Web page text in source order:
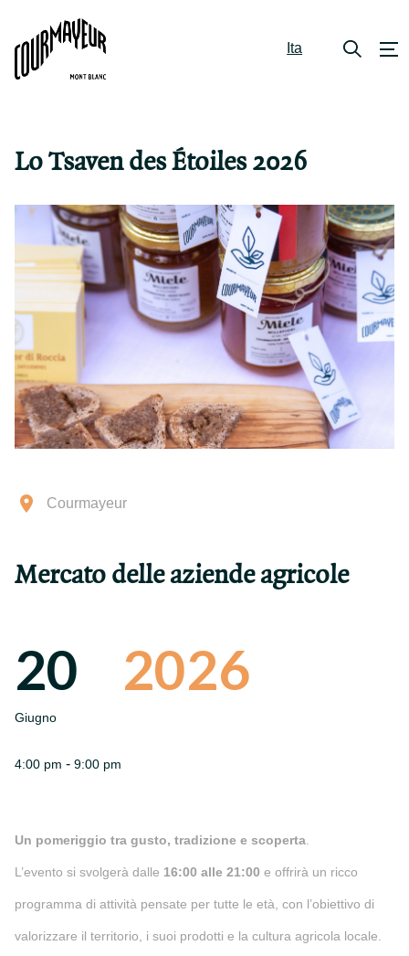
Ita
Lo Tsaven des Étoiles 2026
Courmayeur
Mercato delle aziende agricole
20
Giugno
2026
4:00 pm - 9:00 pm
Un pomeriggio tra gusto, tradizione e scoperta
L’evento si svolgerà dalle 16:00 alle 21:00 e offrirà un ricco
programma di attività pensate per tutte le età, con l’obiettivo di
valorizzare il territorio, i suoi prodotti e la cultura agricola locale.